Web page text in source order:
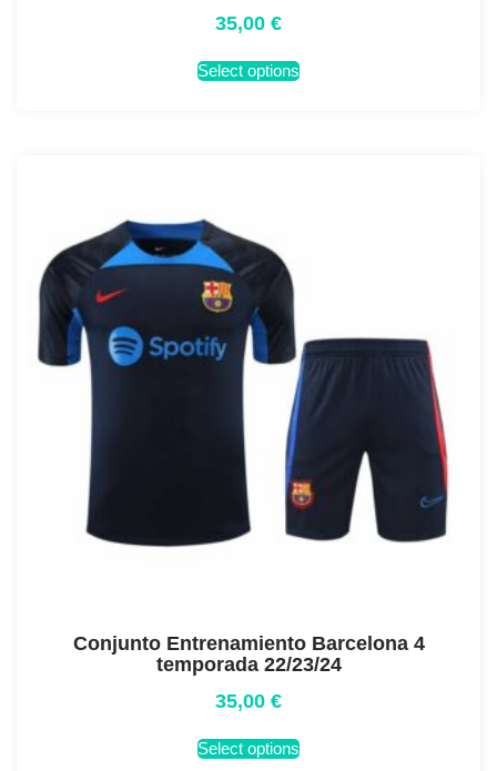
35,00 €
Select options
Conjunto Entrenamiento Barcelona 4
temporada 22/23/24
35,00 €
Select options